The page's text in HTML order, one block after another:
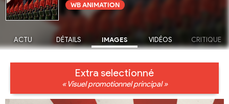
WB ANIMATION
ACTU DÉTAILS IMAGES VIDÉOS CRITIQUE
Extra selectionné
« Visuel promotionnel principal »